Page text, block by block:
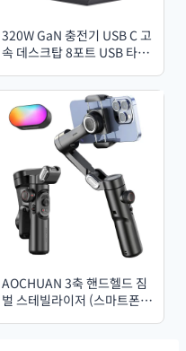
320W GaN 충전기 USB C 고
속 데스크탑 8포트 USB 타입
이폰 15 14 삼성 기기용
AOCHUAN 3축 핸드헬드 짐
벌 스테빌라이저 (스마트폰